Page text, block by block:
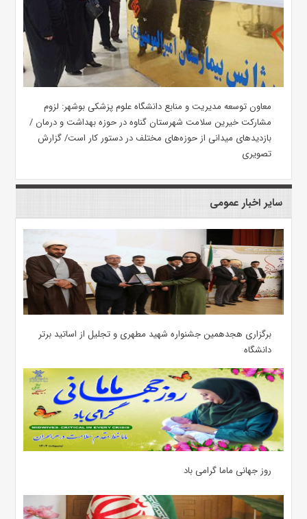
معاون توسعه مدیریت و منابع دانشگاه علوم پزشکی بوشهر: لزوم
مشارکت خیرین سلامت شهرستان گناوه در حوزه بهداشت و درمان /
بازدیدهای میدانی از حوزه‌های مختلف در دستور کار است/ گزارش
تصویری
سایر اخبار عمومی
برگزاری هجدهمین جشنواره شهید مطهری و تجلیل از اساتید برتر
دانشگاه
روز جهانی ماما گرامی باد